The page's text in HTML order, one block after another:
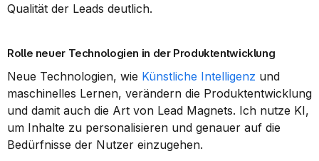
Qualität der Leads deutlich.
Rolle neuer Technologien in der Produktentwicklung
Neue Technologien, wie Künstliche Intelligenz und
maschinelles Lernen, verändern die Produktentwicklung
und damit auch die Art von Lead Magnets. Ich nutze KI,
um Inhalte zu personalisieren und genauer auf die
Bedürfnisse der Nutzer einzugehen.